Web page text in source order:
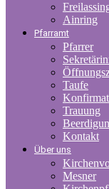
Ainring
Pfarramt
Pfarrer
Taufe
Trauung
Kontakt
Über uns
Mesner